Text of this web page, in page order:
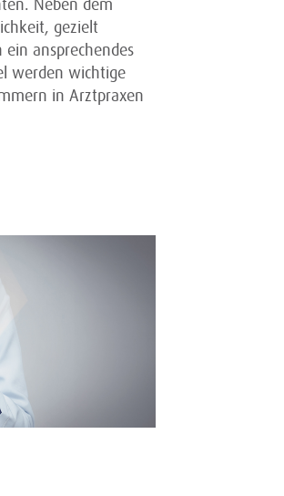
Neben dem
gezielt
ansprechendes
werden wichtige
in Arztpraxen